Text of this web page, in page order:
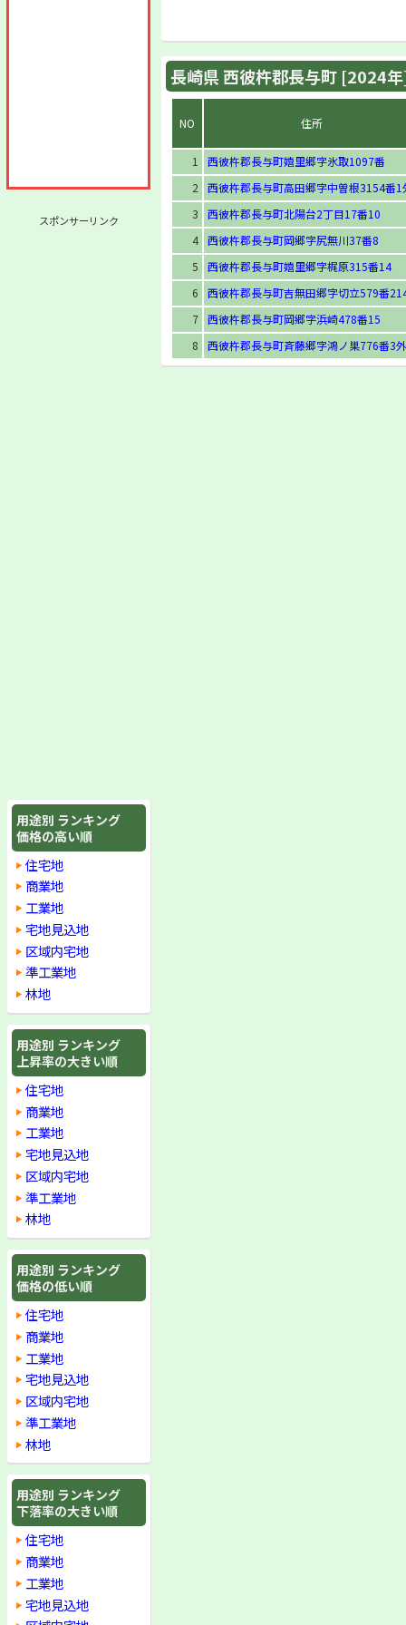
スポンサーリンク
用途別 ランキング
価格の高い順
住宅地
商業地
工業地
宅地見込地
区域内宅地
準工業地
林地
用途別 ランキング
上昇率の大きい順
住宅地
商業地
工業地
宅地見込地
区域内宅地
準工業地
林地
用途別 ランキング
価格の低い順
住宅地
商業地
工業地
宅地見込地
区域内宅地
準工業地
林地
用途別 ランキング
下落率の大きい順
住宅地
商業地
工業地
宅地見込地
長崎県 西彼杵郡長与町 [2024
NO 住所
1
西彼杵郡長与町嬉里郷字氷取1097番
2
西彼杵郡長与町高田郷字中曽根3154番1
3
西彼杵郡長与町北陽台2丁目17番10
4 西彼杵郡長与町岡郷字尻無川37番8
5
西彼杵郡長与町嬉里郷字梶原315番14
6
西彼杵郡長与町吉無田郷字切立579番
7 西彼杵郡長与町岡郷字浜崎478番15
8
西彼杵郡長与町斉藤郷字鴻ノ巣776番3外